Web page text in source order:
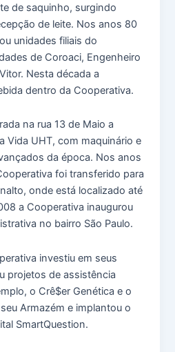
de saquinho, surgindo
de leite. Nos anos 80
unidades filiais do
de Coroaci, Engenheiro
Nesta década a
dentro da Cooperativa.
na rua 13 de Maio a
Vida UHT, com maquinário e
da época. Nos anos
foi transferido para
onde está localizado até
a Cooperativa inaugurou
no bairro São Paulo.
investiu em seus
projetos de assistência
o Crê$er Genética e o
Armazém e implantou o
SmartQuestion.